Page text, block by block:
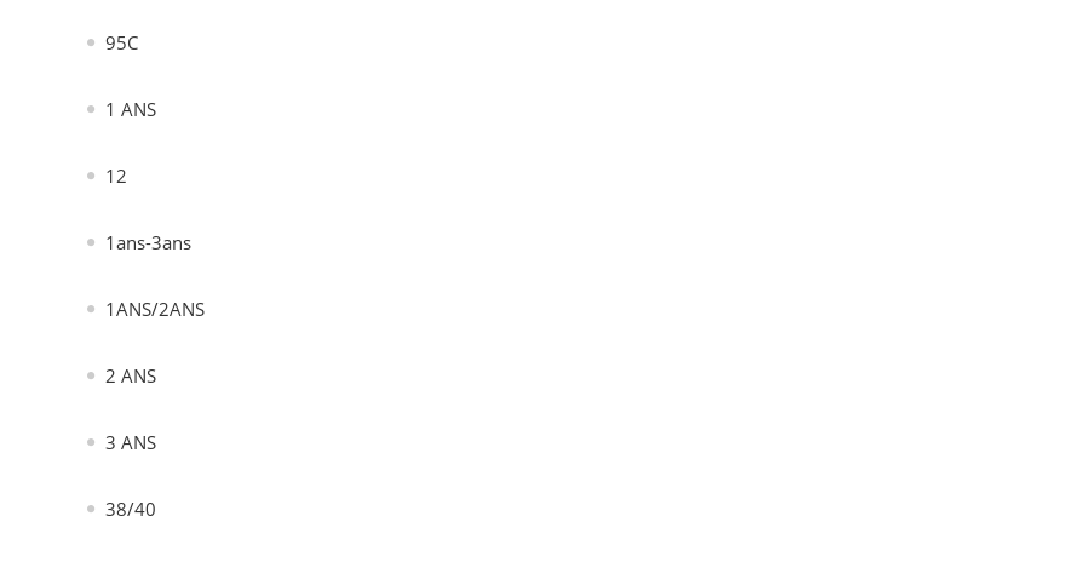
95C
1 ANS
12
1ans-3ans
1ANS/2ANS
2 ANS
3 ANS
38/40